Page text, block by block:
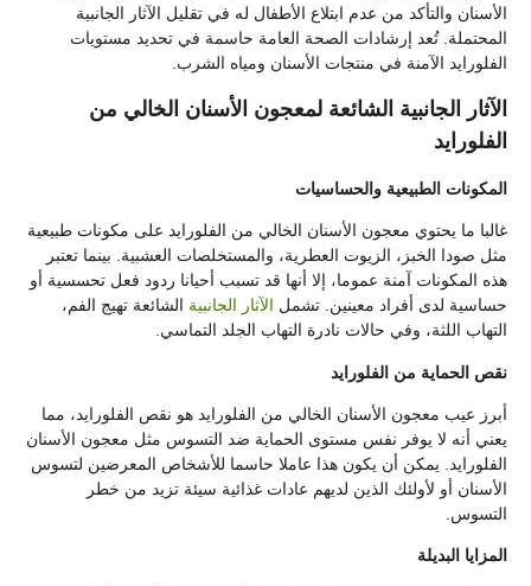
الأسنان والتأكد من عدم ابتلاع الأطفال له في تقليل الآثار الجانبية
المحتملة. تُعد إرشادات الصحة العامة حاسمة في تحديد مستويات
الفلورايد الآمنة في منتجات الأسنان ومياه الشرب.
الآثار الجانبية الشائعة لمعجون الأسنان الخالي من
الفلورايد
المكونات الطبيعية والحساسيات
غالبا ما يحتوي معجون الأسنان الخالي من الفلورايد على مكونات طبيعية
مثل صودا الخبز، الزيوت العطرية، والمستخلصات العشبية. بينما تعتبر
هذه المكونات آمنة عموما، إلا أنها قد تسبب أحيانا ردود فعل تحسسية أو
حساسية لدى أفراد معينين. تشمل الآثار الجانبية الشائعة تهيج الفم،
التهاب اللثة، وفي حالات نادرة التهاب الجلد التماسي.
نقص الحماية من الفلورايد
أبرز عيب معجون الأسنان الخالي من الفلورايد هو نقص الفلورايد، مما
يعني أنه لا يوفر نفس مستوى الحماية ضد التسوس مثل معجون الأسنان
الفلورايد. يمكن أن يكون هذا عاملا حاسما للأشخاص المعرضين لتسوس
الأسنان أو لأولئك الذين لديهم عادات غذائية سيئة تزيد من خطر
التسوس.
المزايا البديلة